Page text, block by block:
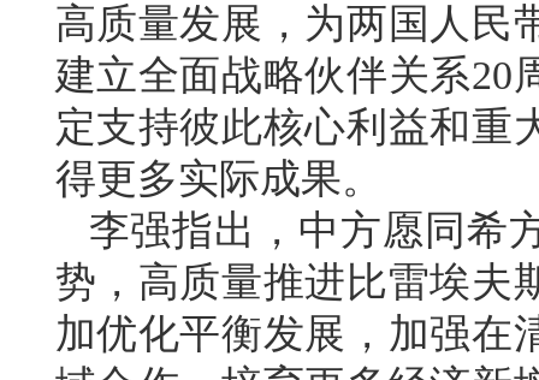
高质量发展，为两国人民
建立全面战略伙伴关系20
定支持彼此核心利益和重
得更多实际成果。
李强指出，中方愿同希
势，高质量推进比雷埃夫
加优化平衡发展，加强在